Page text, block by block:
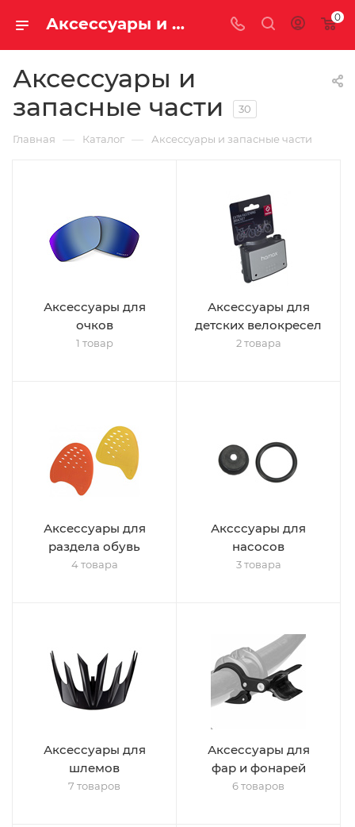
Аксессуары и запасные части для велосипедной электроники и экипировки купить недорого с доставкой 0
Аксессуары и
запасные части
30
Главная — Каталог — Аксессуары и запасные части
Аксессуары для
очков
1 товар
Аксессуары для
детских велокресел
2 товара
Аксессуары для
раздела обувь
4 товара
Аксссуары для
насосов
3 товара
Аксессуары для
шлемов
7 товаров
Аксессуары для
фар и фонарей
6 товаров